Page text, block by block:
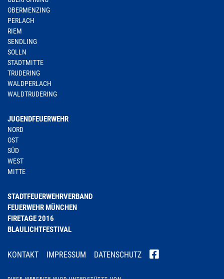
OBERMENZING
PERLACH
RIEM
SENDLING
SOLLN
STADTMITTE
TRUDERING
WALDPERLACH
WALDTRUDERING
JUGENDFEUERWEHR
NORD
OST
SÜD
WEST
MITTE
STADTFEUERWEHRVERBAND
FEUERWEHR MÜNCHEN
FIRETAGE 2016
BLAULICHTFESTIVAL
KONTAKT IMPRESSUM DATENSCHUTZ